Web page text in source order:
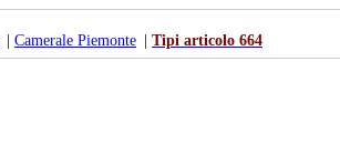
Camerale Piemonte Tipi articolo 664